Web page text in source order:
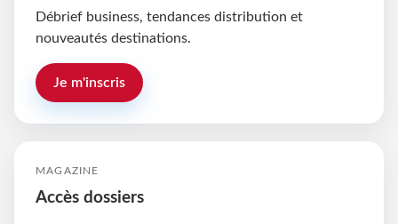
Débrief business, tendances distribution et
nouveautés destinations.
Je m'inscris
MAGAZINE
Accès dossiers